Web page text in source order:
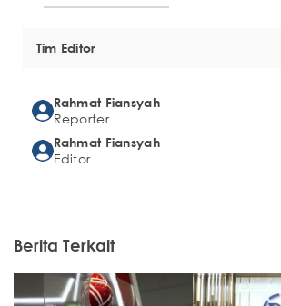
Tim Editor
Rahmat Fiansyah
Reporter
Rahmat Fiansyah
Editor
Berita Terkait